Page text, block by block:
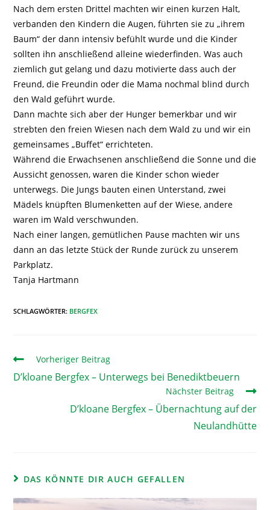
Nach dem ersten Drittel machten wir einen kurzen Halt,
verbanden den Kindern die Augen, führten sie zu „ihrem
Baum“ der dann intensiv befühlt wurde und die Kinder
sollten ihn anschließend alleine wiederfinden. Was auch
ziemlich gut gelang und dazu motivierte dass auch der
Freund, die Freundin oder die Mama nochmal blind durch
den Wald geführt wurde.
Dann machte sich aber der Hunger bemerkbar und wir
strebten den freien Wiesen nach dem Wald zu und wir ein
gemeinsames „Buffet“ errichteten.
Während die Erwachsenen anschließend die Sonne und die
Aussicht genossen, waren die Kinder schon wieder
unterwegs. Die Jungs bauten einen Unterstand, zwei
Mädels knüpften Blumenketten auf der Wiese, andere
waren im Wald verschwunden.
Nach einer langen, gemütlichen Pause machten wir uns
dann an das letzte Stück der Runde zurück zu unserem
Parkplatz.
Tanja Hartmann
SCHLAGWÖRTER: BERGFEX
Vorheriger Beitrag
D’kloane Bergfex – Unterwegs bei Benediktbeuern
Nächster Beitrag
D’kloane Bergfex – Übernachtung auf der
Neulandhütte
DAS KÖNNTE DIR AUCH GEFALLEN